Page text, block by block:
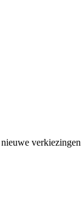
verkiezingen